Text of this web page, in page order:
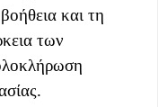
και τη
των